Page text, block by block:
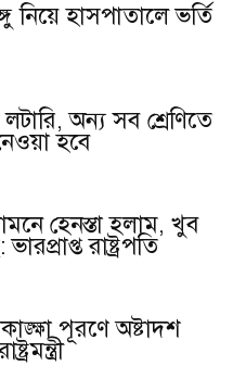
নিয়ে হাসপাতালে ভর্তি
লটারি, অন্য সব শ্রেণিতে
হবে
হেনস্তা হলাম, খুব
রাষ্ট্রপতি
পূরণে অষ্টাদশ